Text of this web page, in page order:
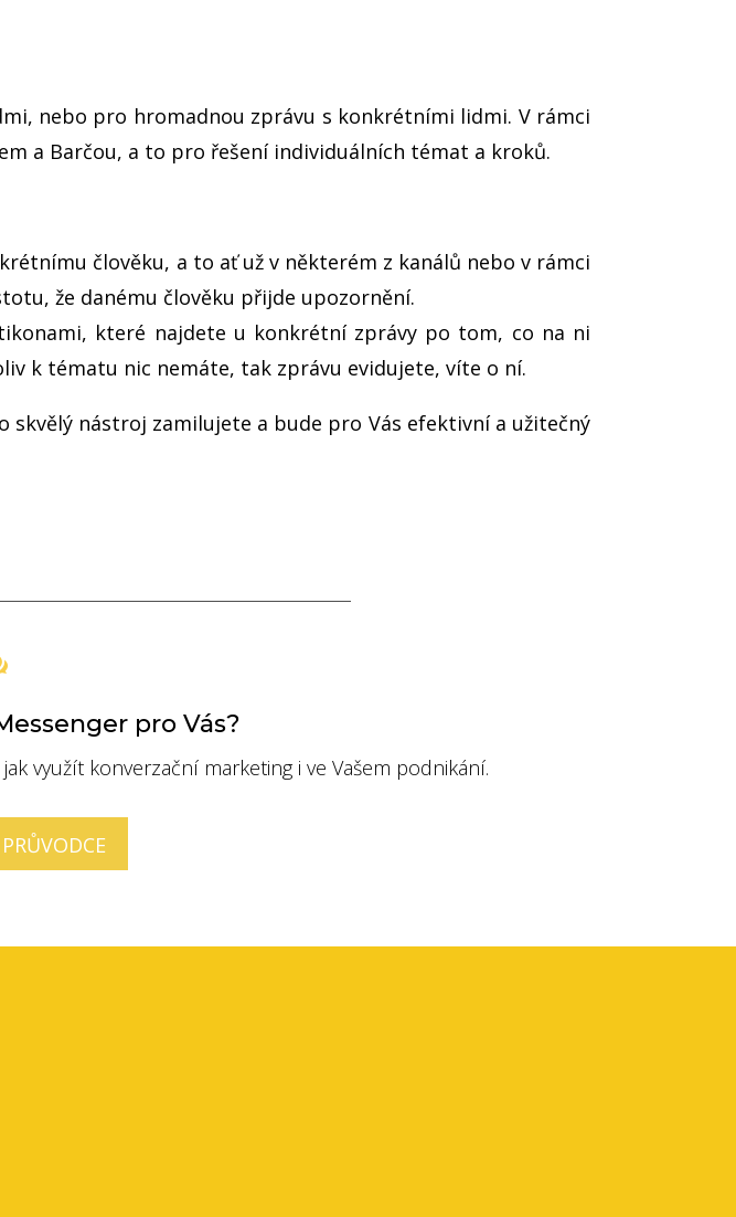
nebo pro hromadnou zprávu s konkrétními lidmi. V rámci
a Barčou, a to pro řešení individuálních témat a kroků.
člověku, a to ať už v některém z kanálů nebo v rámci
že danému člověku přijde upozornění.
které najdete u konkrétní zprávy po tom, co na ni
k tématu nic nemáte, tak zprávu evidujete, víte o ní.
skvělý nástroj zamilujete a bude pro Vás efektivní a užitečný
pro Vás?
využít konverzační marketing i ve Vašem podnikání.